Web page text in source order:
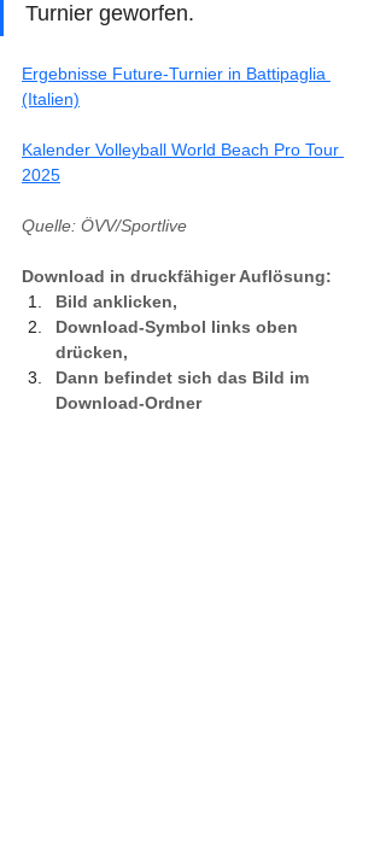
Turnier geworfen.
Ergebnisse Future-Turnier in Battipaglia
(Italien)
Kalender Volleyball World Beach Pro Tour
2025
Quelle: ÖVV/Sportlive
Download in druckfähiger Auflösung:
Bild anklicken,
Download-Symbol links oben
drücken,
Dann befindet sich das Bild im
Download-Ordner